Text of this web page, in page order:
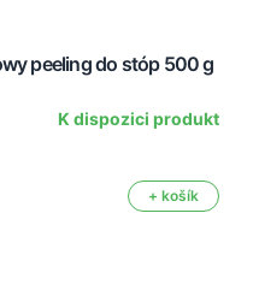
peeling do stóp 500 g
K dispozici produkt
+ košík